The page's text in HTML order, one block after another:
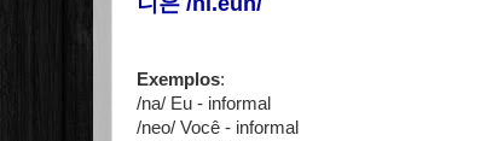
Exemplos:
/na/ Eu - informal
/neo/ Você - informal